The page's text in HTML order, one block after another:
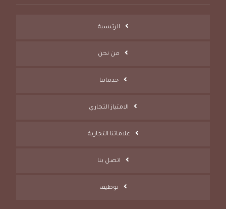
الرئيسية
من نحن
خدماتنا
الامتياز التجاري
علاماتنا التجارية
اتصل بنا
توظيف